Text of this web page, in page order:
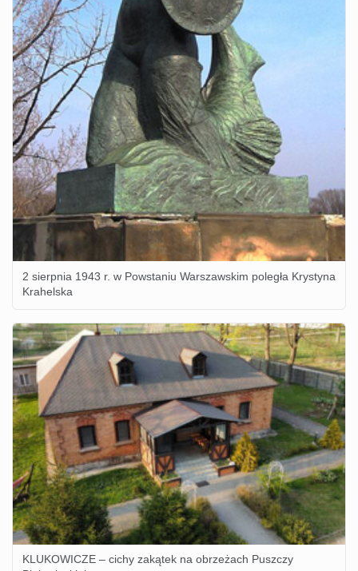
2 sierpnia 1943 r. w Powstaniu Warszawskim poległa Krystyna
Krahelska
KLUKOWICZE – cichy zakątek na obrzeżach Puszczy